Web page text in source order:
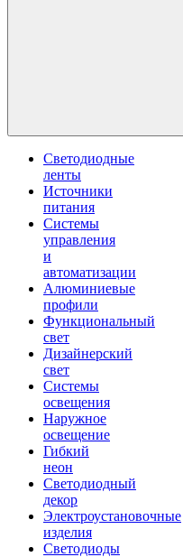
Светодиодные
ленты
Источники
питания
Системы
управления
и
автоматизации
Алюминиевые
профили
Функциональный
свет
Дизайнерский
свет
Системы
освещения
Наружное
освещение
Гибкий
неон
Светодиодный
декор
Электроустановочные
изделия
Светодиоды